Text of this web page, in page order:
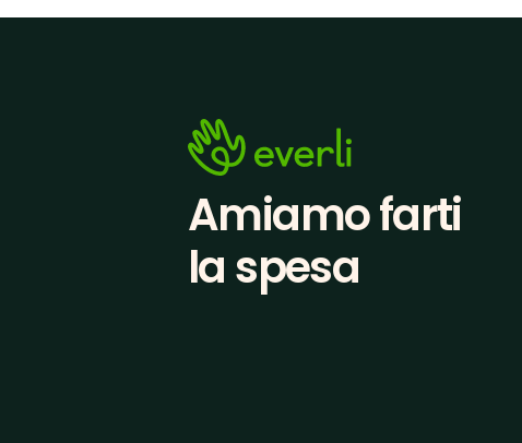
Amiamo farti
la spesa